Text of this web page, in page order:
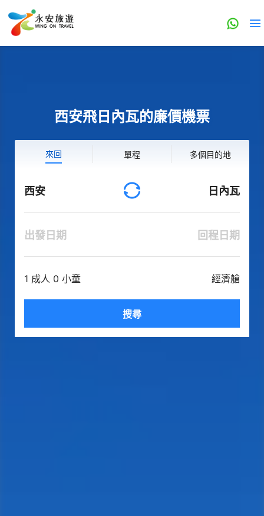
西安飛日內瓦的廉價機票
來回 單程 多個目的地
西安 日內瓦
出發日期 回程日期
1 成人 0 小童 經濟艙
搜尋